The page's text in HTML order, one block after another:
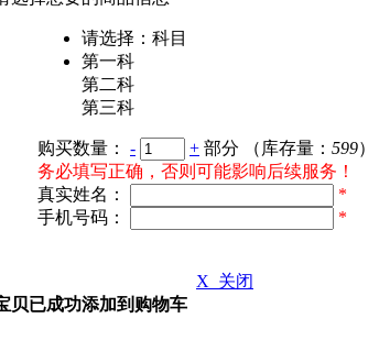
请选择：科目
第一科
第二科
第三科
购买数量： - + 部分 （库存量： 599）
务必填写正确，否则可能影响后续服务！
真实姓名：
*
手机号码：
*
X 关闭
贝已成功添加到购物车